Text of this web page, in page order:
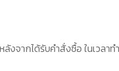
ลังจากได้รับคำสั่งซื้อ ในเวลา